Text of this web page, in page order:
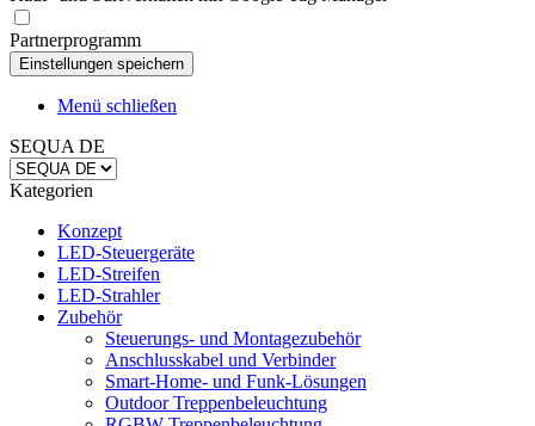
Partnerprogramm
Menü schließen
SEQUA DE
Kategorien
Konzept
LED-Steuergeräte
LED-Streifen
LED-Strahler
Zubehör
Steuerungs- und Montagezubehör
Anschlusskabel und Verbinder
Smart-Home- und Funk-Lösungen
Outdoor Treppenbeleuchtung